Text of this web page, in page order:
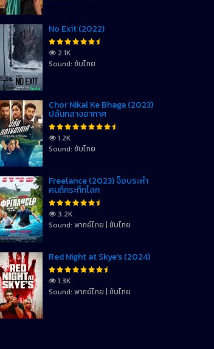
No Exit (2022)
2.1K
Sound: ซับไทย
Chor Nikal Ke Bhaga (2023)
ปล้นกลางอากาศ
1.2K
Sound: ซับไทย
Freelance (2023) จ็อบระห่ำ
คนถึกระทึกโลก
3.2K
Sound: พากย์ไทย | ซับไทย
Red Night at Skye’s (2024)
1.3K
Sound: พากย์ไทย | ซับไทย